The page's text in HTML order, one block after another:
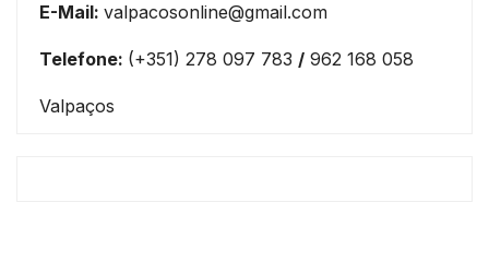
E-Mail: valpacosonline@gmail.com
Telefone: (+351) 278 097 783 / 962 168 058
Valpaços